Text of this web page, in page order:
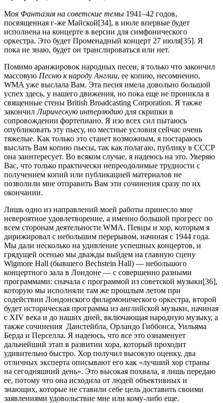
Моя Фантазия на советские темы 1941–42 годов,
посвященная г-же Майской[34], в июле впервые будет
исполнена на концерте в версии для симфонического
оркестра. Это будет Променадный концерт 27 июля[35]. Я
пока не знаю, будет он транслироваться или нет.
Помимо аранжировок народных песен, я только что закончил
массовую Песню к народу Англии, ее копию, несомненно,
WMA уже выслала Вам. Эта песня имела довольно большой
успех здесь, у нашего движения, но пока еще не проникла в
священные стены British Broadcasting Corporation. Я также
закончилЛирическую интерлюдию для скрипки в
сопровождении фортепиано. Я изо всех сил пытаюсь
опубликовать эту пьесу, но местные условия сейчас очень
тяжелые. Как только это станет возможным, я постараюсь
выслать Вам копию пьесы, так как полагаю, публику в СССР
она заинтересует. Во всяком случае, я надеюсь на это. Уверяю
Вас, что только практически непреодолимые трудности с
получением копий или публикацией материалов не
позволили мне отправить Вам эти сочинения сразу по их
окончании.
Лишь одно из направлений моей работы принесло мне
невероятное удовлетворение, а именно большой прогресс по
всем сторонам деятельности WMA. Певцы и хор, которым я
дирижировал с небольшим перерывом, начиная с 1944 года.
Мы дали несколько на удивление успешных концертов, и
грядущей осенью мы дважды выйдем на главную сцену
Wigmore Hall (бывшего Bechstein Hall) — небольшого
концертного зала в Лондоне — с совершенно разными
программами: сначала с программой из советской музыки[36],
которую мы исполняли там же прошлым летом при
содействии Лондонского филармонического оркестра, второй
будет историческая программа из английской музыки, начиная
с XIV века и до наших дней, включающая народную музыку, а
также сочинения Данстейбла, Орландо Гиббонса, Уильяма
Берда и Перселла. Я надеюсь, что все это ознаменует
дальнейший этап в развитии хора, который проходит
удивительно быстро. Хор получил высокую оценку, два
отличных эксперта описывают его как «лучший хор страны
на сегодняшний день». Это высокая похвала, я лишь передаю
ее, потому что она исходила от людей объективных и
знающих, которые не ставили себе цель доставить своими
заявлениями удовольствие мне или кому-либо еще.